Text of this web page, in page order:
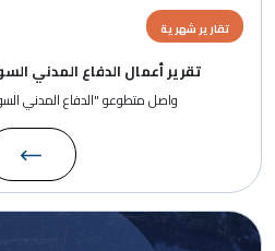
تقارير شهرية
تقرير أعمال الدفاع المدني
واصل متطوعو "الدفاع المدني
الصورة